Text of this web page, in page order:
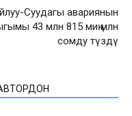
Суудагы авариянын
43 млн 815 миң млн
сомду түздү